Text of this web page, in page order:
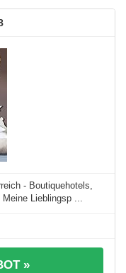
- Boutiquehotels,
Lieblingsp ...
»